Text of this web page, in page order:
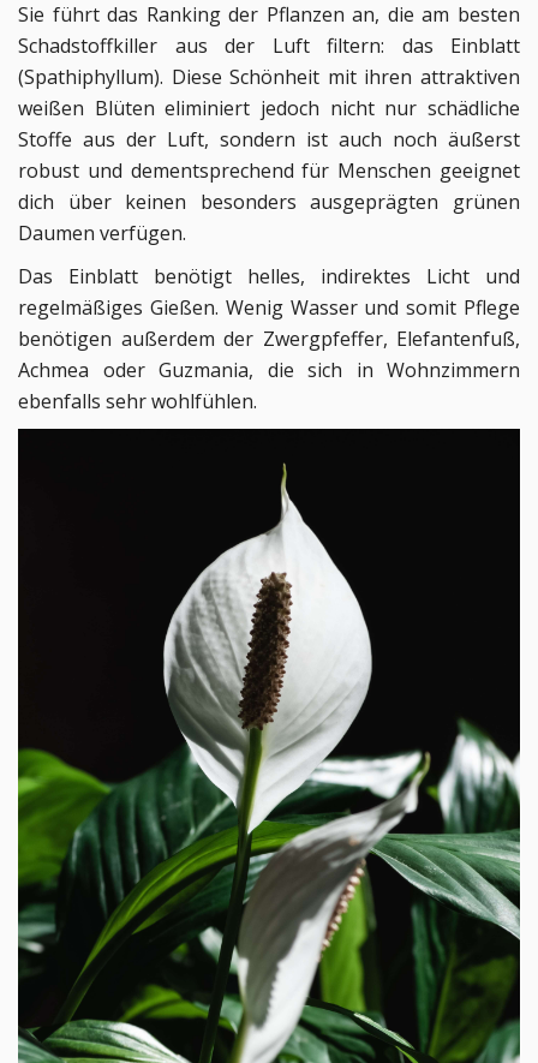
Sie führt das Ranking der Pflanzen an, die am besten
Schadstoffkiller aus der Luft filtern: das Einblatt
(Spathiphyllum). Diese Schönheit mit ihren attraktiven
weißen Blüten eliminiert jedoch nicht nur schädliche
Stoffe aus der Luft, sondern ist auch noch äußerst
robust und dementsprechend für Menschen geeignet
dich über keinen besonders ausgeprägten grünen
Daumen verfügen.
Das Einblatt benötigt helles, indirektes Licht und
regelmäßiges Gießen. Wenig Wasser und somit Pflege
benötigen außerdem der Zwergpfeffer, Elefantenfuß,
Achmea oder Guzmania, die sich in Wohnzimmern
ebenfalls sehr wohlfühlen.